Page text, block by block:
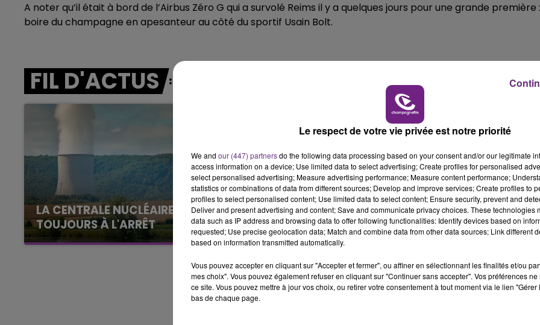
15h00 - 19h00
LE CLUB CHAMPAGNE FM LA POP MACHINE - CHAMPAGNE FM
A noter qu’il était à bord de l’Airbus Zéro G qui a survolé Reims il y a quelques jours pour une grande première :
boire du champagne en apesanteur au côté du sportif Usain Bolt.
FIL D'ACTUS
LA CENTRALE NUCLÉAIRE DE CHOOZ
TOUJOURS À L'ARRÊT
Cela fait déjà une semaine que la centrale
justifiée par la sécheresse intense qui est
LE MAGASIN JOUÉCLUB DE REIMS FERME
SES PORTES
C'était l'une des institutions du centre-ville
fermer ses portes.
Le respect de votre vie privée est notre priorité
We and our (447) partnersdo the following data processing based on your consent and/or our legitimate
access information on a device; Use limited data to select advertising; Create profiles for personalised
select personalised advertising; Measure advertising performance; Measure content performance;
statistics or combinations of data from different sources; Develop and improve services; Create profiles to
profiles to select personalised content; Use limited data to select content; Ensure security, prevent and
Deliver and present advertising and content; Save and communicate privacy choices. These technologies
data such as IP address and browsing data to offer following functionalities: Identify devices based on
requested; Use precise geolocation data; Match and combine data from other data sources; Link different
based on information transmitted automatically.
Vous pouvez accepter en cliquant sur "Accepter et fermer", ou affiner en sélectionnant les finalités et/ou
mes choix". Vous pouvez également refuser en cliquant sur "Continuer sans accepter". Vos préférences
ce site. Vous pouvez mettre à jour vos choix, ou retirer votre consentement à tout moment via le lien
bas de chaque page.